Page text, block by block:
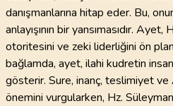
danışmanlarına hitap eder. Bu,
anlayışının bir yansımasıdır. Ayet,
otoritesini ve zeki liderliğini ön
bağlamda, ayet, ilahi kudretin
gösterir. Sure, inanç, teslimiyet ve
önemini vurgularken, Hz.